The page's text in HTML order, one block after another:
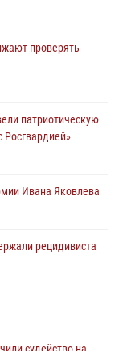
проверять
патриотическую
Росгвардией»
Ивана Яковлева
рецидивиста
полевые
судейство на